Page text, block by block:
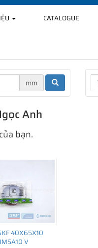
CATALOGUE
mm
Anh
bạn.
40X65X10
V